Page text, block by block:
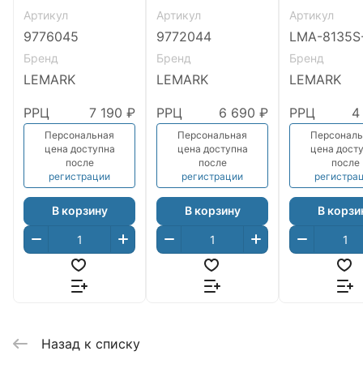
крючками, графит/
вставка-пластик
графит
Артикул
9776045
Бренд
LEMARK
РРЦ 7 190 ₽
Персональная
цена доступна
после
регистрации
В корзину
крючками, черный/
вставка-пластик
черный
Артикул
9772044
Бренд
LEMARK
РРЦ 6 690 ₽
Персональная
цена доступна
после
регистрации
В корзину
золото
Артикул
LMA-
Бренд
LEMARK
РРЦ
цена
после
В
Назад к списку